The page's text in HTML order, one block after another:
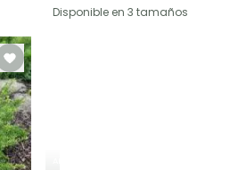
Disponible en 3 tamaños